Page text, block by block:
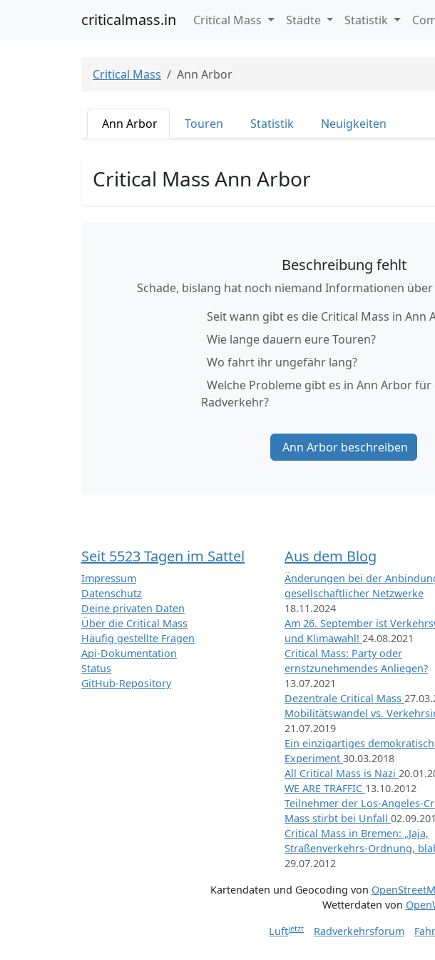
criticalmass.in Critical Mass Städte Statistik
Critical Mass Ann Arbor
Ann Arbor Touren Statistik Neuigkeiten
Critical Mass Ann Arbor
Beschreibung fehlt
Schade, bislang hat noch niemand Informationen
Seit wann gibt es die Critical Mass in Ann
Wie lange dauern eure Touren?
Wo fahrt ihr ungefähr lang?
Welche Probleme gibt es in Ann Arbor für
Radverkehr?
Ann Arbor beschreiben
Seit 5523 Tagen im Sattel
Impressum
Datenschutz
Deine privaten Daten
Über die Critical Mass
Häufig gestellte Fragen
Api-Dokumentation
Status
GitHub-Repository
Aus dem Blog
Änderungen bei der
gesellschaftlicher Netzwerke
18.11.2024
Am 26. September ist
und Klimawahl! 24.08.2021
Critical Mass: Party oder
ernstzunehmendes Anliegen?
13.07.2021
Dezentrale Critical Mass
Mobilitätswandel vs.
21.07.2019
Ein einzigartiges
Experiment 30.03.2018
All Critical Mass is Nazi
WE ARE TRAFFIC 13.10.2012
Teilnehmer der Los-Angeles-
Mass stirbt bei Unfall
Critical Mass in Bremen: „Jaja,
Straßenverkehrs-Ordnung,
29.07.2012
Kartendaten und Geocoding von
Wetterdaten von
Luftjetzt Radverkehrsforum